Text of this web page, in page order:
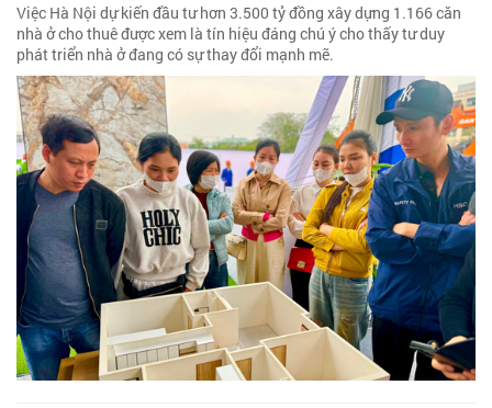
Việc Hà Nội dự kiến đầu tư hơn 3.500 tỷ đồng xây dựng 1.166 căn
nhà ở cho thuê được xem là tín hiệu đáng chú ý cho thấy tư duy
phát triển nhà ở đang có sự thay đổi mạnh mẽ.